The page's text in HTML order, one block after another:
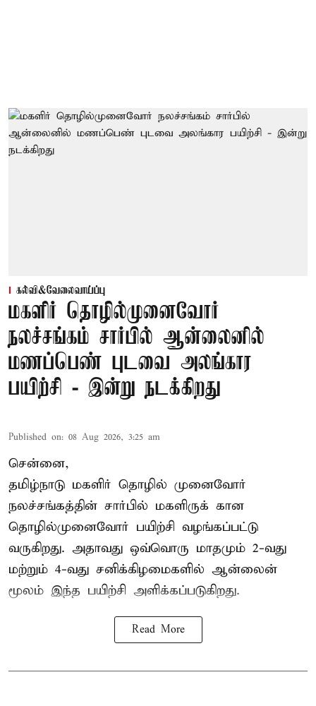
கல்வி&வேலைவாய்ப்பு
மகளிர் தொழில்முனைவோர்
நலச்சங்கம் சார்பில் ஆன்லைனில்
மணப்பெண் புடவை அலங்கார
பயிற்சி - இன்று நடக்கிறது
Published on: 08 Aug 2026, 3:25 am
சென்னை,
தமிழ்நாடு மகளிர் தொழில் முனைவோர்
நலச்சங்கத்தின் சார்பில் மகளிருக் கான
தொழில்முனைவோர் பயிற்சி வழங்கப்பட்டு
வருகிறது. அதாவது ஒவ்வொரு மாதமும் 2-வது
மற்றும் 4-வது சனிக்கிழமைகளில் ஆன்லைன்
மூலம் இந்த பயிற்சி அளிக்கப்படுகிறது.
Read More